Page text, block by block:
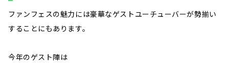
ファンフェスの魅力には豪華なゲストユーチューバーが勢揃い
することにもあります。
今年のゲスト陣は